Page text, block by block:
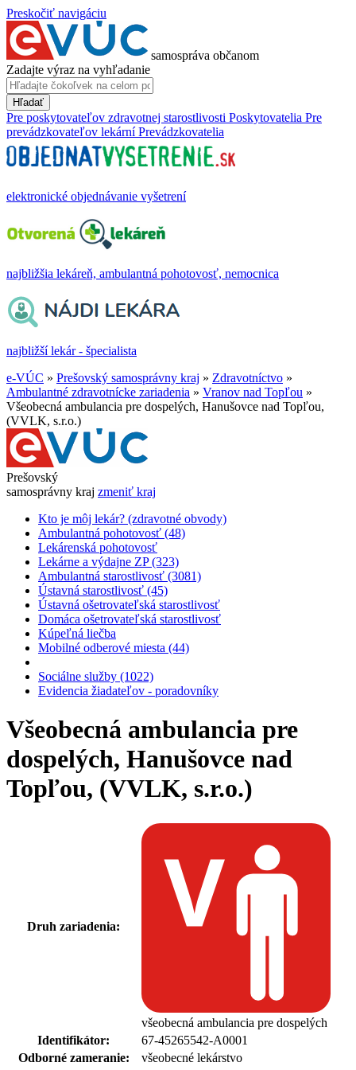
Preskočiť navigáciu
samospráva občanom
Zadajte výraz na vyhľadanie
Hľadať
Pre poskytovateľov zdravotnej starostlivosti Poskytovatelia Pre
prevádzkovateľov lekární Prevádzkovatelia
elektronické objednávanie vyšetrení
najbližšia lekáreň, ambulantná pohotovosť, nemocnica
najbližší lekár - špecialista
e-VÚC » Prešovský samosprávny kraj » Zdravotníctvo »
Ambulantné zdravotnícke zariadenia » Vranov nad Topľou »
Všeobecná ambulancia pre dospelých, Hanušovce nad Topľou,
(VVLK, s.r.o.)
Prešovský
samosprávny kraj zmeniť kraj
Kto je môj lekár? (zdravotné obvody)
Ambulantná pohotovosť (48)
Lekárenská pohotovosť
Lekárne a výdajne ZP (323)
Ambulantná starostlivosť (3081)
Ústavná starostlivosť (45)
Ústavná ošetrovateľská starostlivosť
Domáca ošetrovateľská starostlivosť
Kúpeľná liečba
Mobilné odberové miesta (44)
Sociálne služby (1022)
Evidencia žiadateľov - poradovníky
Všeobecná ambulancia pre
dospelých, Hanušovce nad
Topľou, (VVLK, s.r.o.)
Druh zariadenia:
všeobecná ambulancia pre dospelých
Identifikátor:
67-45265542-A0001
Odborné zameranie:
všeobecné lekárstvo